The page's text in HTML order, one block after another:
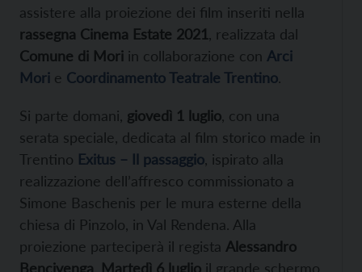
assistere alla proiezione dei film inseriti nella
rassegna Cinema Estate 2021 , realizzata dal
Comune di Mori in collaborazione con Arci
Mori e Coordinamento Teatrale Trentino.
Si parte domani, giovedì 1 luglio , con una
serata speciale, dedicata al film storico made in
Trentino Exitus – Il passaggio , ispirato alla
realizzazione dell’affresco commissionato a
Simone Baschenis per le mura esterne della
chiesa di Pinzolo, in Val Rendena. Alla
proiezione parteciperà il regista Alessandro
Bencivenga. Martedì 6 luglio il grande schermo